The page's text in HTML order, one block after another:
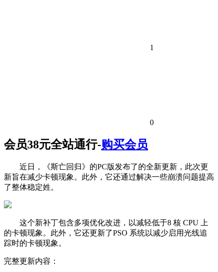
1
0
会员38元全站通行-购买会员
近日，《斯亡回归》的PC版发布了的全新更新，此次更
新旨在减少卡顿现象。此外，它还通过解决一些崩溃问题提高
了整体稳定姓。
这个新补丁包含多项优化改进，以减轻低于8 核 CPU 上
的卡顿现象。此外，它还更新了PSO 系统以减少启用光线追
踪时的卡顿现象。
完整更新内容：